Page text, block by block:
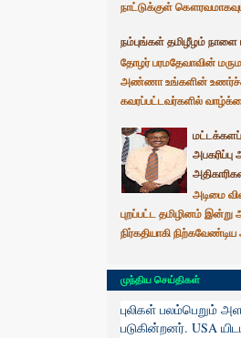
நாட்டுக்குள்
நம்புங்கள் தமிழீழம் நாளை
தோழர் பரமதேவாவின்
அண்ணா உங்களின்
கவரப்பட்டவர்களில்
அடிமை
புறப்பட்ட தமிழினம் இன்று
நிர்கதியாகி
முந்திய செய்திகள்
புலிகள் பலம்பெறும்
படுகின்றனர். USA